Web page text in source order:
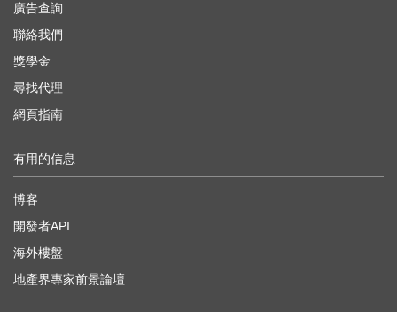
廣告查詢
聯絡我們
獎學金
尋找代理
網頁指南
有用的信息
博客
開發者API
海外樓盤
地產界專家前景論壇